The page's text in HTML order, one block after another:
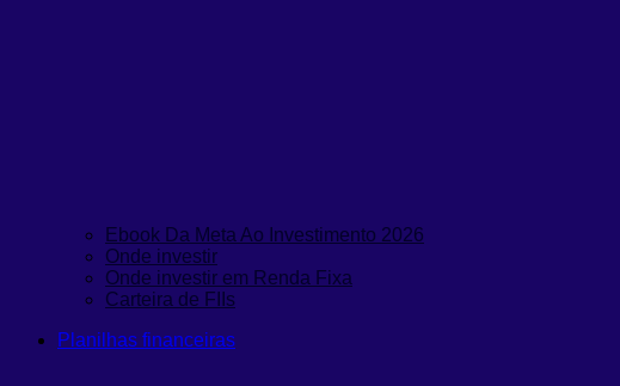
Ebook Da Meta Ao Investimento 2026
Onde investir
Onde investir em Renda Fixa
Carteira de FIIs
Planilhas financeiras